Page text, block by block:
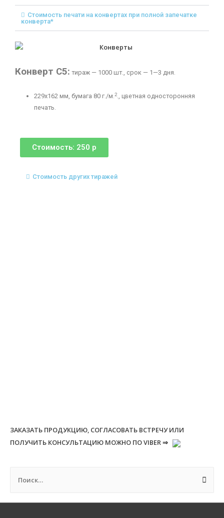
Стоимость печати на конвертах при полной запечатке
конверта*
Конверт С5: тираж — 1000 шт., срок — 1—3 дня.
229х162 мм, бумага 80 г./м.2., цветная односторонняя
печать.
Стоимость: 250 р
Стоимость других тиражей
ЗАКАЗАТЬ ПРОДУКЦИЮ, СОГЛАСОВАТЬ ВСТРЕЧУ ИЛИ
ПОЛУЧИТЬ КОНСУЛЬТАЦИЮ МОЖНО ПО VIBER ⇒